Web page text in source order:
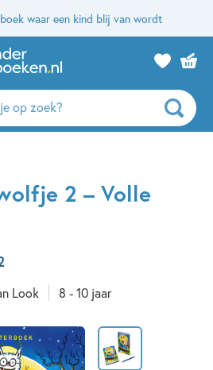
waar een kind blij van wordt
2 – Volle
Look 8 - 10 jaar